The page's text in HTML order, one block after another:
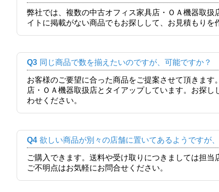
弊社では、複数の中古オフィス家具店・ＯＡ機器取
イトに掲載がない商品でもお探しして、お見積もりを
Q3 同じ商品で数を揃えたいのですが、可能ですか？
お客様のご要望に合った商品をご提案させて頂きま
店・ＯＡ機器取扱店とタイアップしています。お探
わせください。
Q4 欲しい商品が別々の店舗に置いてあるようですが
ご購入できます。送料や受け取りにつきましては担
ご不明点はお気軽にお問合せください。